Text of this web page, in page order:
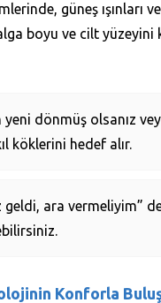
güneş ışınları
boyu ve cilt
dönmüş olsanız
köklerini hedef alır.
geldi, ara vermeliyim”
Konforla